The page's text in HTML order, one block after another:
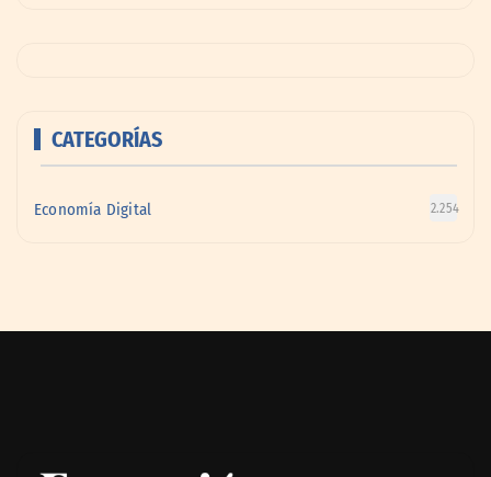
CATEGORÍAS
Economía Digital 2.254